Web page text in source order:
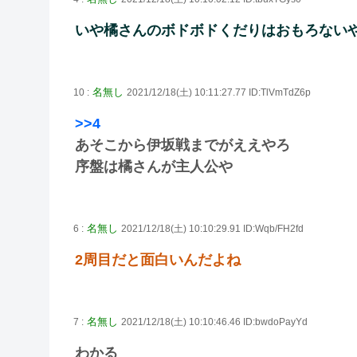
いや橘さんのボドボドくだりはおもろない
10 : 名無し 2021/12/18(土) 10:11:27.77 ID:TlVmTdZ6p
>>4
あそこから伊坂戦までがええやろ
序盤は橘さんが主人公や
6 : 名無し 2021/12/18(土) 10:10:29.91 ID:Wqb/FH2fd
2周目だと面白いんだよね
7 : 名無し 2021/12/18(土) 10:10:46.46 ID:bwdoPayYd
わかる